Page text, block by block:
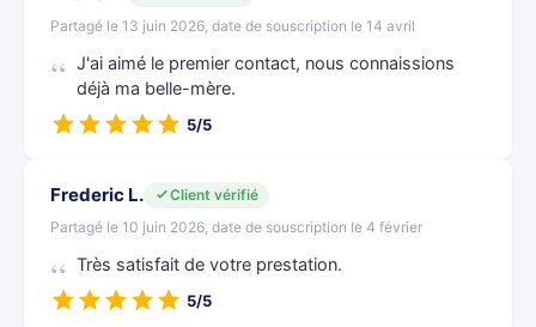
Partagé le 13 juin 2026, date de souscription le 14 avril
J'ai aimé le premier contact, nous connaissions
déjà ma belle-mère.
5/5
Frederic L.
Client vérifié
Partagé le 10 juin 2026, date de souscription le 4 février
Très satisfait de votre prestation.
5/5